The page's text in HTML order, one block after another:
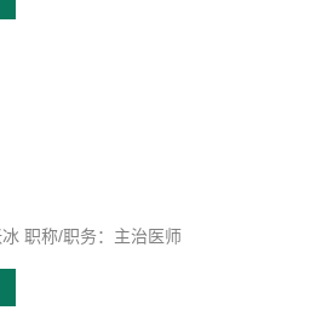
姓名：张冰 职称/职务：主治医师